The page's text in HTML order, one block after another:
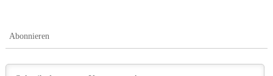
Abonnieren